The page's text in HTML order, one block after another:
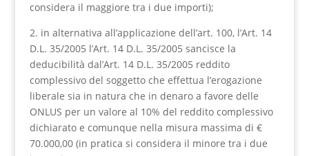
considera il maggiore tra i due importi);
2. in alternativa all’applicazione dell’art. 100, l’Art. 14
D.L. 35/2005 l’Art. 14 D.L. 35/2005 sancisce la
deducibilità dal’Art. 14 D.L. 35/2005 reddito
complessivo del soggetto che effettua l’erogazione
liberale sia in natura che in denaro a favore delle
ONLUS per un valore al 10% del reddito complessivo
dichiarato e comunque nella misura massima di €
70.000,00 (in pratica si considera il minore tra i due